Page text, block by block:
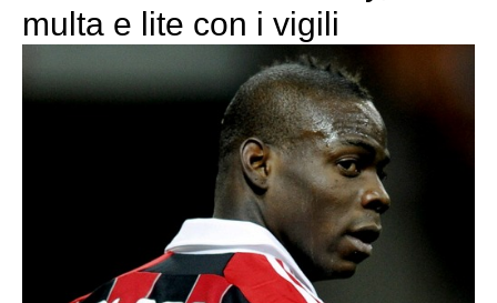
multa e lite con i vigili